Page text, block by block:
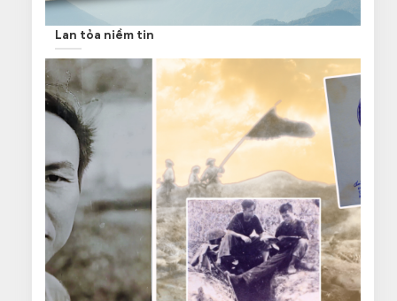
Lan tỏa niềm tin